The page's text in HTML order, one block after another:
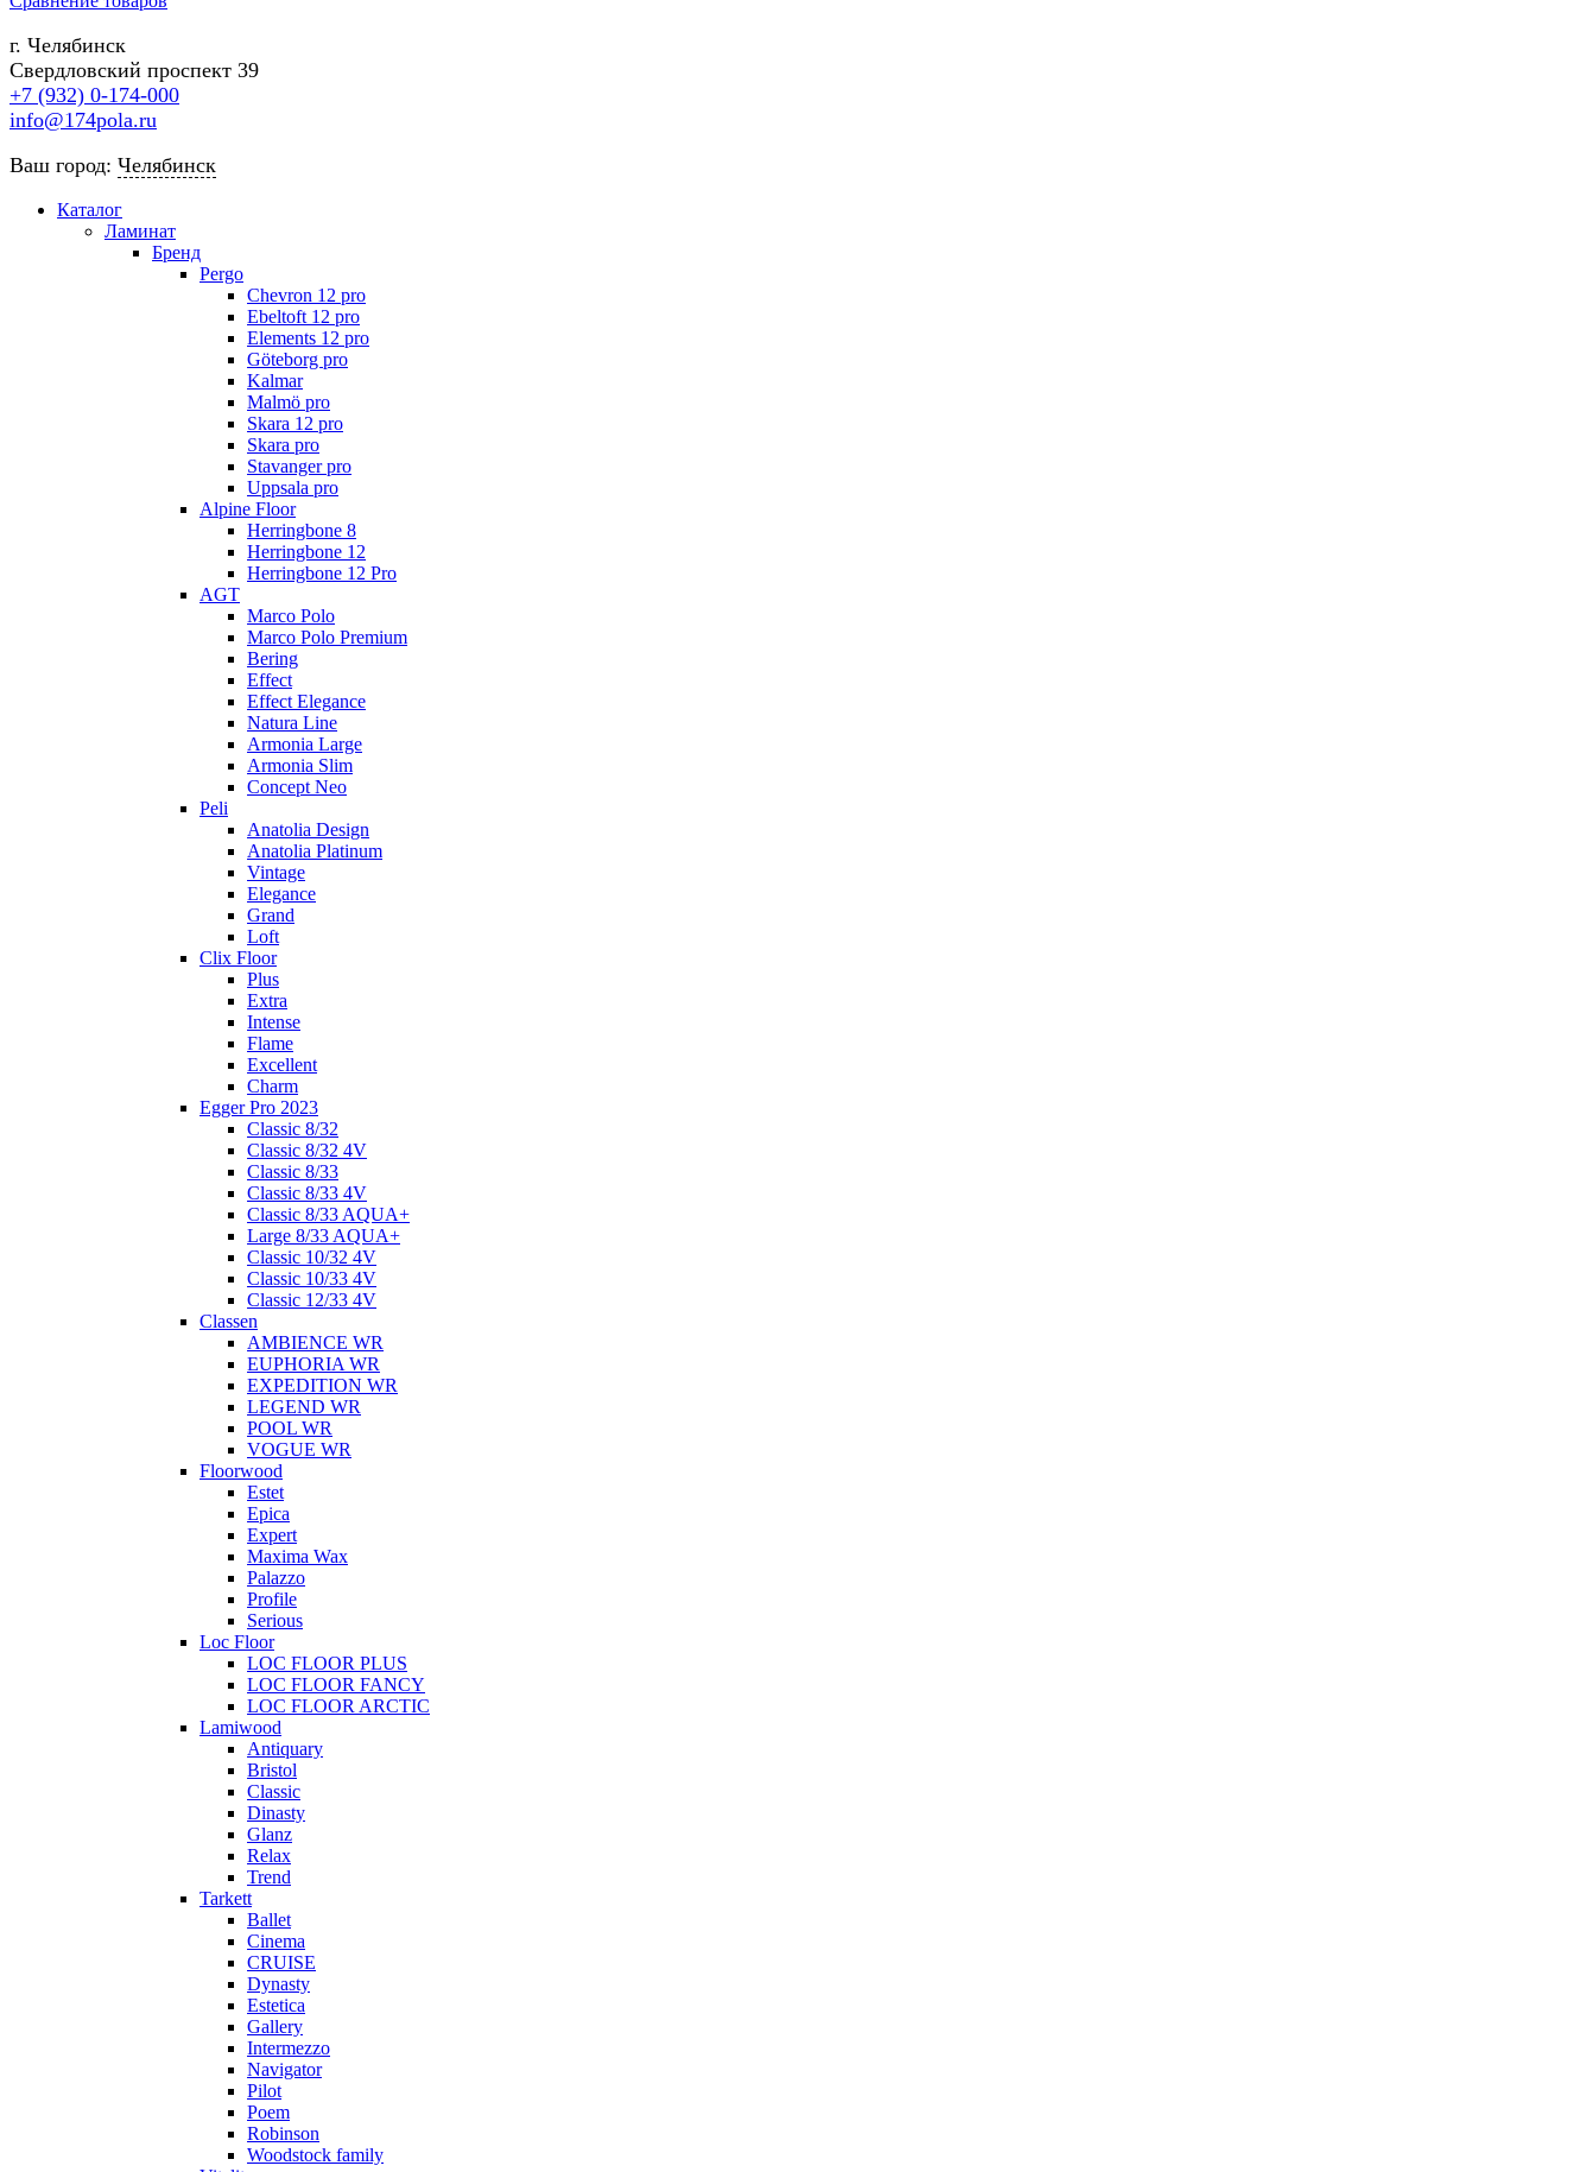
г. Челябинск
Свердловский проспект 39
+7 (932) 0-174-000
info@174pola.ru
Ваш город: Челябинск
Каталог
Ламинат
Бренд
Pergo
Chevron 12 pro
Ebeltoft 12 pro
Elements 12 pro
Göteborg pro
Kalmar
Malmö pro
Skara 12 pro
Skara pro
Stavanger pro
Uppsala pro
Alpine Floor
Herringbone 8
Herringbone 12
Herringbone 12 Pro
AGT
Marco Polo
Marco Polo Premium
Bering
Effect
Effect Elegance
Natura Line
Armonia Large
Armonia Slim
Concept Neo
Peli
Anatolia Design
Anatolia Platinum
Vintage
Elegance
Grand
Loft
Clix Floor
Plus
Extra
Intense
Flame
Excellent
Charm
Egger Pro 2023
Classic 8/32
Classic 8/32 4V
Classic 8/33
Classic 8/33 4V
Classic 8/33 AQUA+
Large 8/33 AQUA+
Classic 10/32 4V
Classic 10/33 4V
Classic 12/33 4V
Classen
AMBIENCE WR
EUPHORIA WR
EXPEDITION WR
LEGEND WR
POOL WR
VOGUE WR
Floorwood
Estet
Epica
Expert
Maxima Wax
Palazzo
Profile
Serious
Loc Floor
LOC FLOOR PLUS
LOC FLOOR FANCY
LOC FLOOR ARCTIC
Lamiwood
Antiquary
Bristol
Classic
Dinasty
Glanz
Relax
Trend
Tarkett
Ballet
Cinema
CRUISE
Dynasty
Estetica
Gallery
Intermezzo
Navigator
Pilot
Poem
Robinson
Woodstock family